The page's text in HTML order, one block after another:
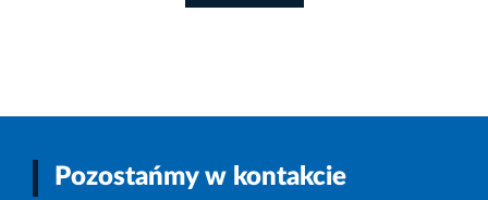
Pozostańmy w kontakcie